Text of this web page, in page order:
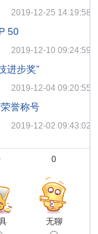
2019-12-25 14:19:58
50
2019-12-10 09:24:59
进步奖”
2019-12-04 09:20:55
誉称号
2019-12-02 09:43:02
0
无聊